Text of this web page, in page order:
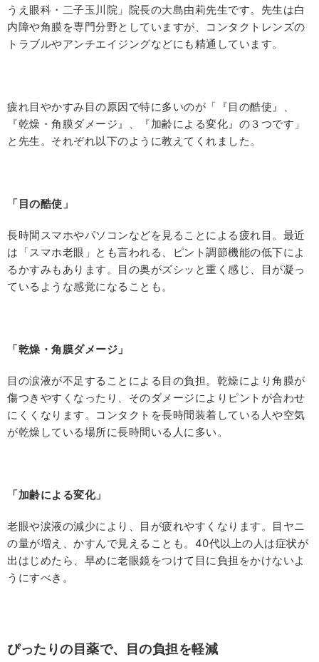
うえ眼科・二子玉川院」院長の大島由莉先生です。先生は白
内障や角膜を専門分野としていますが、コンタクトレンズの
トラブルやアンチエイジングなどにも精通しています。
疲れ目やかすみ目の原因で特に多いのが「『目の酷使』、
『乾燥・角膜ダメージ』、『加齢による変化』の３つです」
と先生。それぞれ以下のように教えてくれました。
「目の酷使」
長時間スマホやパソコンなどを見ることによる疲れ目。最近
は「スマホ老眼」とも言われる、ピント調節機能の低下によ
るかすみもあります。目の奥がズシッと重く感じ、目が凝っ
ているような感覚になることも。
「乾燥・角膜ダメージ」
目の涙液が不足することによる目の負担。乾燥により角膜が
傷つきやすくなったり、そのダメージによりピントが合わせ
にくくなります。コンタクトを長時間装着している人や空気
が乾燥している場所に長時間いる人に多い。
「加齢による変化」
老眼や涙液の減少により、目が疲れやすくなります。目ヤニ
の量が増え、かすんで見えることも。40代以上の人は症状が
出はじめたら、早めに老眼鏡をつけて目に負担をかけないよ
うにすべき。
ぴったりの目薬で、目の負担を軽減